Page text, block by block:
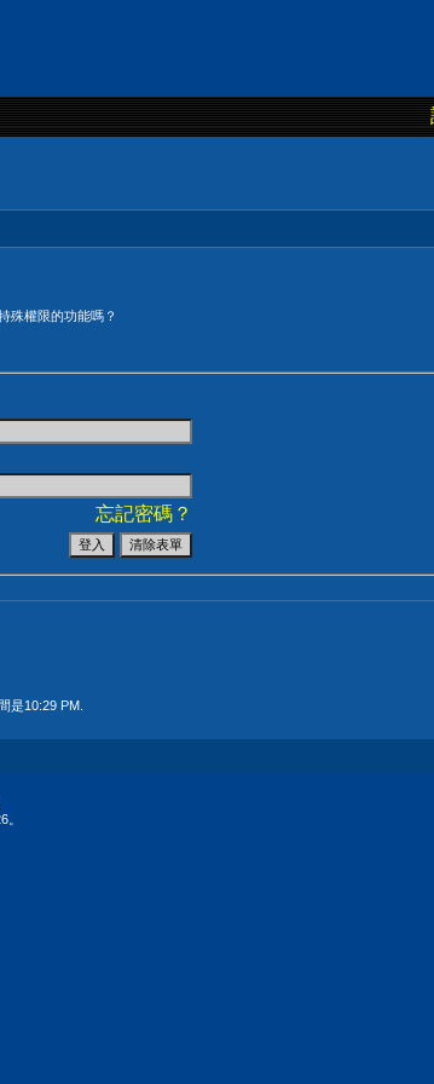
殊權限的功能嗎？
忘記密碼？
是10:29 PM